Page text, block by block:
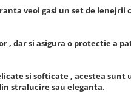
veoi gasi un set de lenejrii
, dar si asigura o protectie a
si softicate , acestea sunt
stralucire sau eleganta.